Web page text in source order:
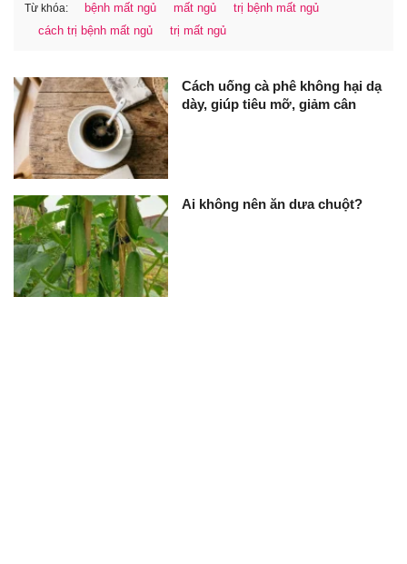
Từ khóa: bệnh mất ngủ mất ngủ
trị bệnh mất ngủ
cách trị bệnh mất ngủ
trị mất ngủ
Cách uống cà phê không hại dạ
dày, giúp tiêu mỡ, giảm cân
Ai không nên ăn dưa chuột?